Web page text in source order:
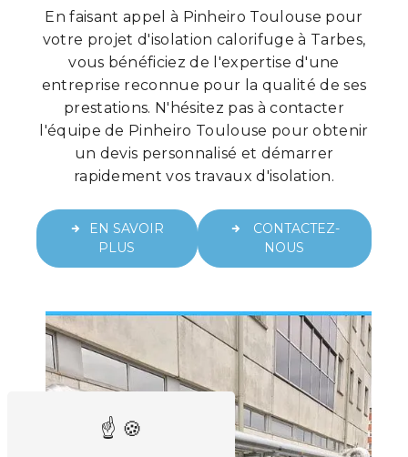
En faisant appel à Pinheiro Toulouse pour
votre projet d'isolation calorifuge à Tarbes,
vous bénéficiez de l'expertise d'une
entreprise reconnue pour la qualité de ses
prestations. N'hésitez pas à contacter
l'équipe de Pinheiro Toulouse pour obtenir
un devis personnalisé et démarrer
rapidement vos travaux d'isolation.
EN SAVOIR
PLUS
CONTACTEZ-
NOUS